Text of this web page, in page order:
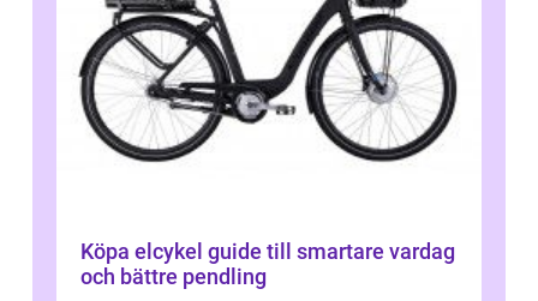
Köpa elcykel guide till smartare vardag
och bättre pendling